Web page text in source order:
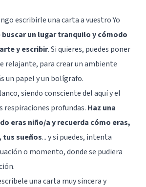
escribirle una carta a vuestro Yo
buscar un lugar tranquilo y cómodo
y escribir. Si quieres, puedes poner
relajante, para crear un ambiente
un papel y un bolígrafo.
siendo consciente del aquí y el
respiraciones profundas. Haz una
eras niño/a y recuerda cómo eras,
tus sueños... y si puedes, intenta
o momento, donde se pudiera
una carta muy sincera y